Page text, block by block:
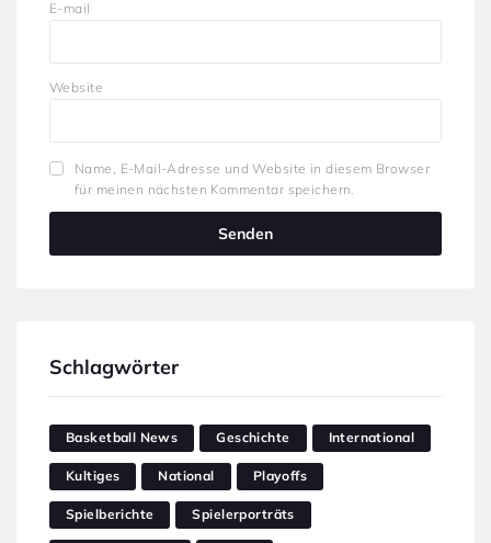
E-mail
Website
Name, E-Mail-Adresse und Website in diesem Browser
für meinen nächsten Kommentar speichern.
Schlagwörter
Basketball News Geschichte International
Kultiges National Playoffs
Spielberichte Spielerporträts